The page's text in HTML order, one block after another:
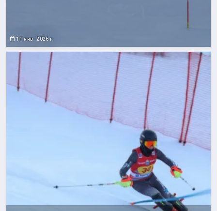
11 янв. 2026 г.